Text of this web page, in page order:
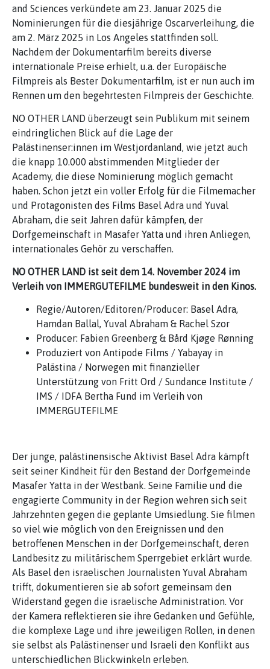
and Sciences verkündete am 23. Januar 2025 die
Nominierungen für die diesjährige Oscarverleihung, die
am 2. März 2025 in Los Angeles stattfinden soll.
Nachdem der Dokumentarfilm bereits diverse
internationale Preise erhielt, u.a. der Europäische
Filmpreis als Bester Dokumentarfilm, ist er nun auch im
Rennen um den begehrtesten Filmpreis der Geschichte.
NO OTHER LAND überzeugt sein Publikum mit seinem
eindringlichen Blick auf die Lage der
Palästinenser:innen im Westjordanland, wie jetzt auch
die knapp 10.000 abstimmenden Mitglieder der
Academy, die diese Nominierung möglich gemacht
haben. Schon jetzt ein voller Erfolg für die Filmemacher
und Protagonisten des Films Basel Adra und Yuval
Abraham, die seit Jahren dafür kämpfen, der
Dorfgemeinschaft in Masafer Yatta und ihren Anliegen,
internationales Gehör zu verschaffen.
NO OTHER LAND ist seit dem 14. November 2024 im
Verleih von IMMERGUTEFILME bundesweit in den Kinos.
Regie/Autoren/Editoren/Producer: Basel Adra,
Hamdan Ballal, Yuval Abraham & Rachel Szor
Producer: Fabien Greenberg & Bård Kjøge Rønning
Produziert von Antipode Films / Yabayay in
Palästina / Norwegen mit finanzieller
Unterstützung von Fritt Ord / Sundance Institute /
IMS / IDFA Bertha Fund im Verleih von
IMMERGUTEFILME
Der junge, palästinensische Aktivist Basel Adra kämpft
seit seiner Kindheit für den Bestand der Dorfgemeinde
Masafer Yatta in der Westbank. Seine Familie und die
engagierte Community in der Region wehren sich seit
Jahrzehnten gegen die geplante Umsiedlung. Sie filmen
so viel wie möglich von den Ereignissen und den
betroffenen Menschen in der Dorfgemeinschaft, deren
Landbesitz zu militärischem Sperrgebiet erklärt wurde.
Als Basel den israelischen Journalisten Yuval Abraham
trifft, dokumentieren sie ab sofort gemeinsam den
Widerstand gegen die israelische Administration. Vor
der Kamera reflektieren sie ihre Gedanken und Gefühle,
die komplexe Lage und ihre jeweiligen Rollen, in denen
sie selbst als Palästinenser und Israeli den Konflikt aus
unterschiedlichen Blickwinkeln erleben.